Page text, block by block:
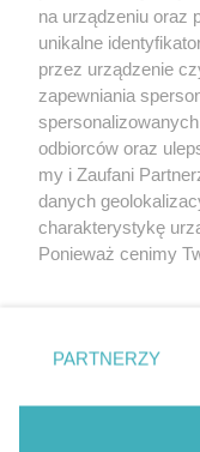
O FIRMIE
REKLAMA
Aktualności
Tcz24
Historia miasta
na urządzeniu oraz
unikalne
przez urządzenie
zapewniania
odbiorców oraz
my i Zaufani
danych
charakterystykę
Ponieważ cenimy
znajdujący się w
przetwarzaniu.
PARTNERZY